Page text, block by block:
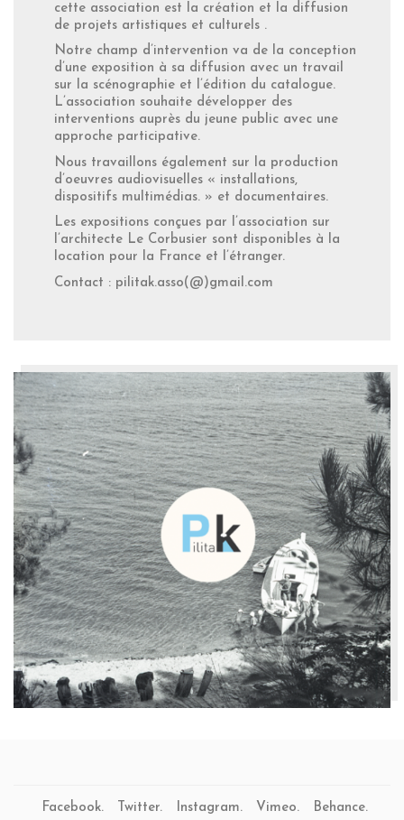
cette association est la création et la diffusion
de projets artistiques et culturels .
Notre champ d’intervention va de la conception
d’une exposition à sa diffusion avec un travail
sur la scénographie et l’édition du catalogue.
L’association souhaite développer des
interventions auprès du jeune public avec une
approche participative.
Nous travaillons également sur la production
d’oeuvres audiovisuelles « installations,
dispositifs multimédias. » et documentaires.
Les expositions conçues par l’association sur
l’architecte Le Corbusier sont disponibles à la
location pour la France et l’étranger.
Contact : pilitak.asso(@)gmail.com
Facebook. Twitter. Instagram. Vimeo. Behance.